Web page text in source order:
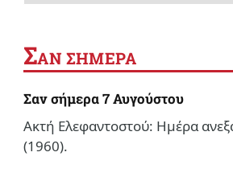
ΣΑΝ ΣΗΜΕΡΑ
Σαν σήμερα 7 Αυγούστου
Ακτή Ελεφαντοστού: Ημέρα
(1960).